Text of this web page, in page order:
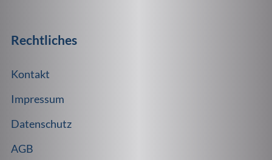
Rechtliches
Kontakt
Impressum
Datenschutz
AGB